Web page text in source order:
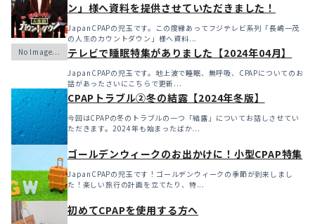
ン」様へ資料を提供させていただきました！
JapanCPAPの児玉です。この度縁あってフジテレビ系列「長嶋一茂
の人生のカウントダウン」様へ資料...
テレビで睡眠特集がありました【2024年04月】
JapanCPAPの児玉です。地上波で睡眠、無呼吸、CPAPについてのお
話があったさいにこちらで更新...
CPAPトラブル②冬の結露【2024年冬版】
今回はCPAPの冬のトラブルの一つ「結露」についてお話しさせてい
ただきます。2024年も始まったばか...
ゴールデンウィークのお出かけに！小型CPAP特集
JapanCPAPの児玉です！ゴールデンウィークの季節が到来しまし
た！楽しい旅行の計画を立てたり、特...
初めてCPAPを使用する方へ